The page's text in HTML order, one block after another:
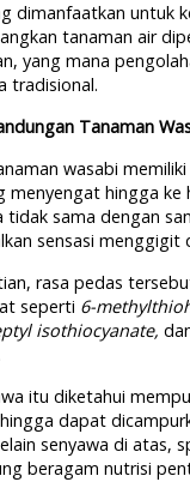
dimanfaatkan untuk
tanaman air
yang mana
tradisional.
Tanaman
wasabi
menyengat hingga ke
tidak sama dengan
sensasi menggigit
rasa pedas
seperti 6-
isothiocyanate,
itu diketahui
dapat
senyawa di atas,
beragam nutrisi